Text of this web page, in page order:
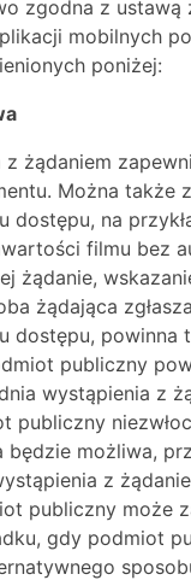
zgodna z
mobilnych
poniżej:
żądaniem
Można także
dostępu, na
filmu bez
żądanie,
żądająca
dostępu,
publiczny
wystąpienia z
publiczny
będzie możliwa,
z
publiczny może
gdy podmiot